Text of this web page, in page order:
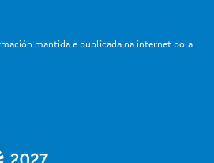
mantida e publicada na internet pola